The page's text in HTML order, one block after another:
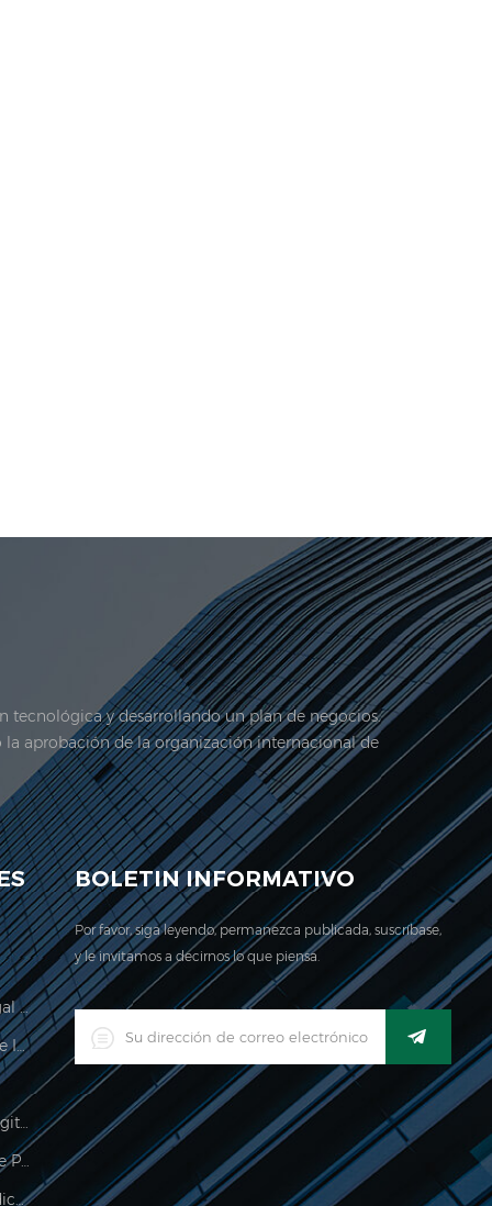
tecnológica y desarrollando un plan de negocios.
aprobación de la organización internacional de
empresa se encuentra Aquí. en 2006, jadever
Escala De Cálculo De Precios Legal Para El Comercio
Indicador De Pesaje Impermeable Industrial Digital LED
Báscula De Equipaje Colgante Digital
Impermeable 150kg Indicador De Pesaje
Procesamiento De Alimentos Indicador De Pesaje Electrónico
BOLETIN INFORMATIVO
Por favor, siga leyendo, permanezca publicada, suscríbase,
y le invitamos a decirnos lo que piensa.